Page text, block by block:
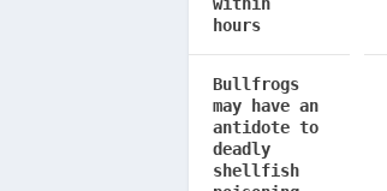
hours
Bullfrogs
may have an
antidote to
deadly
shellfish